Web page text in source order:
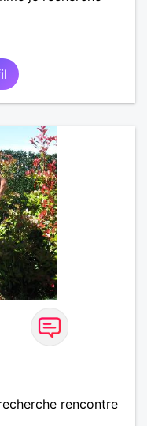
rencontre